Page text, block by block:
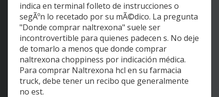
indica en terminal folleto de instrucciones o
segÃºn lo recetado por su mÃ©dico. La pregunta
"Donde comprar naltrexona" suele ser
incontrovertible para quienes padecen s. No deje
de tomarlo a menos que donde comprar
naltrexona choppiness por indicación médica.
Para comprar Naltrexona hcl en su farmacia
truck, debe tener un recibo que generalmente
no est.